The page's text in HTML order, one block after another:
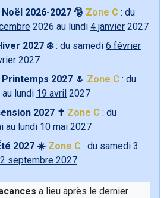
2026-2027 🎅 Zone C : du
2026 au lundi 4 janvier 2027
2027 ❄️: du samedi 6 février
2027
2027 🌷 Zone C : du
au lundi 19 avril 2027
2027 ✝️ Zone C : du
au lundi 10 mai 2027
2027 ☀️ Zone C : du samedi 3
2 septembre 2027
a lieu après le dernier